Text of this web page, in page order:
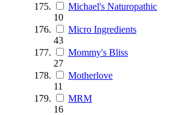
Michael's Naturopathic
10
Micro Ingredients
43
Mommy's Bliss
27
Motherlove
11
MRM
16